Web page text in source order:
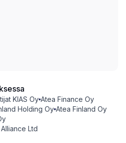
KIAS Oy Atea Finance Oy
Holding Oy Atea Finland Oy
Ltd